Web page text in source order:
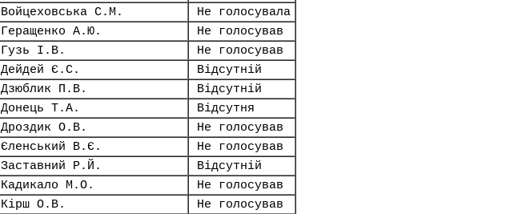
Войцеховська С.М.
Не голосувала
Геращенко А.Ю.
Не голосував
Гузь І.В.
Не голосував
Дейдей Є.С.
Відсутній
Дзюблик П.В.
Відсутній
Донець Т.А.
Відсутня
Дроздик О.В.
Не голосував
Єленський В.Є.
Не голосував
Заставний Р.Й.
Відсутній
Кадикало М.О.
Не голосував
Кірш О.В.
Не голосував